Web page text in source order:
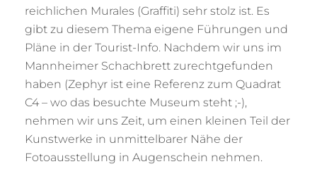
reichlichen Murales (Graffiti) sehr stolz ist. Es
gibt zu diesem Thema eigene Führungen und
Pläne in der Tourist-Info. Nachdem wir uns im
Mannheimer Schachbrett zurechtgefunden
haben (Zephyr ist eine Referenz zum Quadrat
C4 – wo das besuchte Museum steht ;-),
nehmen wir uns Zeit, um einen kleinen Teil der
Kunstwerke in unmittelbarer Nähe der
Fotoausstellung in Augenschein nehmen.